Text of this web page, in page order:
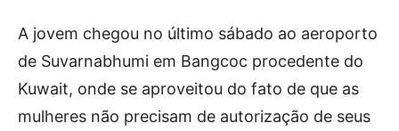
A jovem chegou no último sábado ao aeroporto
de Suvarnabhumi em Bangcoc procedente do
Kuwait, onde se aproveitou do fato de que as
mulheres não precisam de autorização de seus